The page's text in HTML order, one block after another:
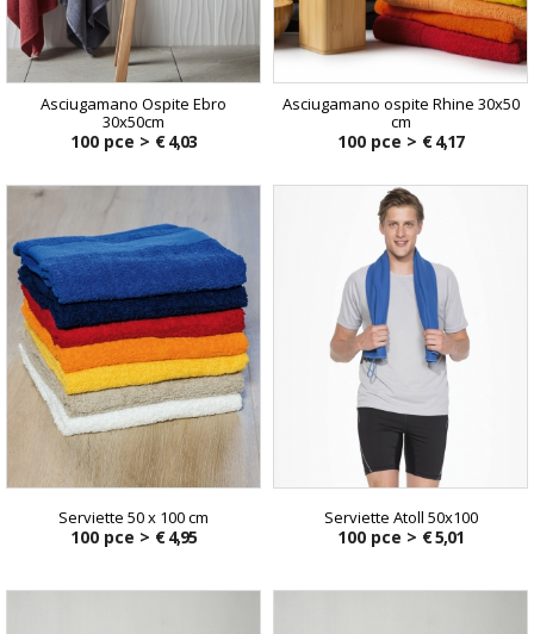
Asciugamano Ospite Ebro
30x50cm
100 pce > € 4,03
Asciugamano ospite Rhine 30x50
cm
100 pce > € 4,17
Serviette 50 x 100 cm
100 pce > € 4,95
Serviette Atoll 50x100
100 pce > € 5,01